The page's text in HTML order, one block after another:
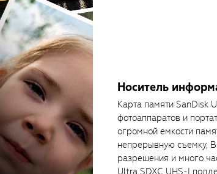
Носитель
Карта памяти SanDisk
фотоаппаратов и
огромной емкости
непрерывную съемку,
разрешения и много
Ultra SDXC UHS-I